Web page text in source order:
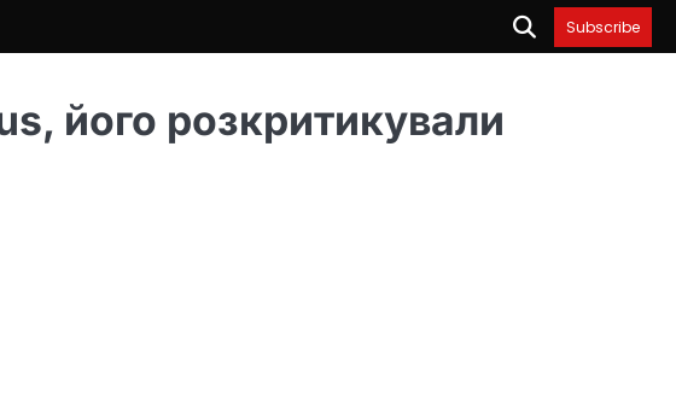
Subscribe
його розкритикували